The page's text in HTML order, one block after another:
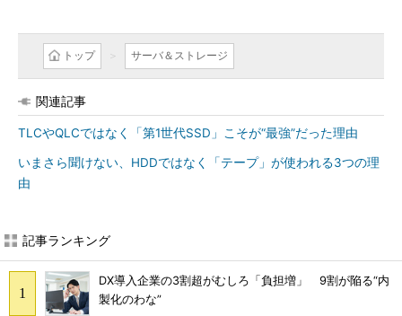
トップ サーバ＆ストレージ
関連記事
TLCやQLCではなく「第1世代SSD」こそが“最強”だった理由
いまさら聞けない、HDDではなく「テープ」が使われる3つの理
由
記事ランキング
DX導入企業の3割超がむしろ「負担増」 9割が陥る“内
製化のわな”